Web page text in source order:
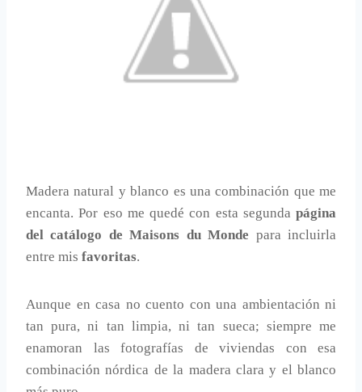
Madera natural y blanco es una combinación que me
encanta. Por eso me quedé con esta segunda página
del catálogo de Maisons du Monde para incluirla
entre mis favoritas.
Aunque en casa no cuento con una ambientación ni
tan pura, ni tan limpia, ni tan sueca; siempre me
enamoran las fotografías de viviendas con esa
combinación nórdica de la madera clara y el blanco